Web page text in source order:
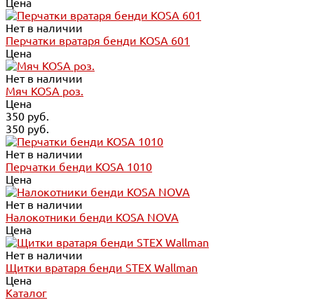
Цена
Нет в наличии
Перчатки вратаря бенди KOSA 601
Цена
Нет в наличии
Мяч KOSA роз.
Цена
350 руб.
350 руб.
Нет в наличии
Перчатки бенди KOSA 1010
Цена
Нет в наличии
Налокотники бенди KOSA NOVA
Цена
Нет в наличии
Щитки вратаря бенди STEX Wallman
Цена
Каталог